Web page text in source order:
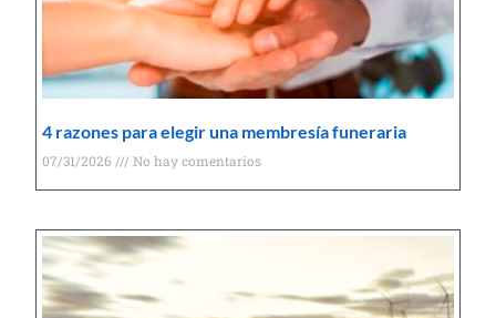
4 razones para elegir una membresía funeraria
07/31/2026 No hay comentarios